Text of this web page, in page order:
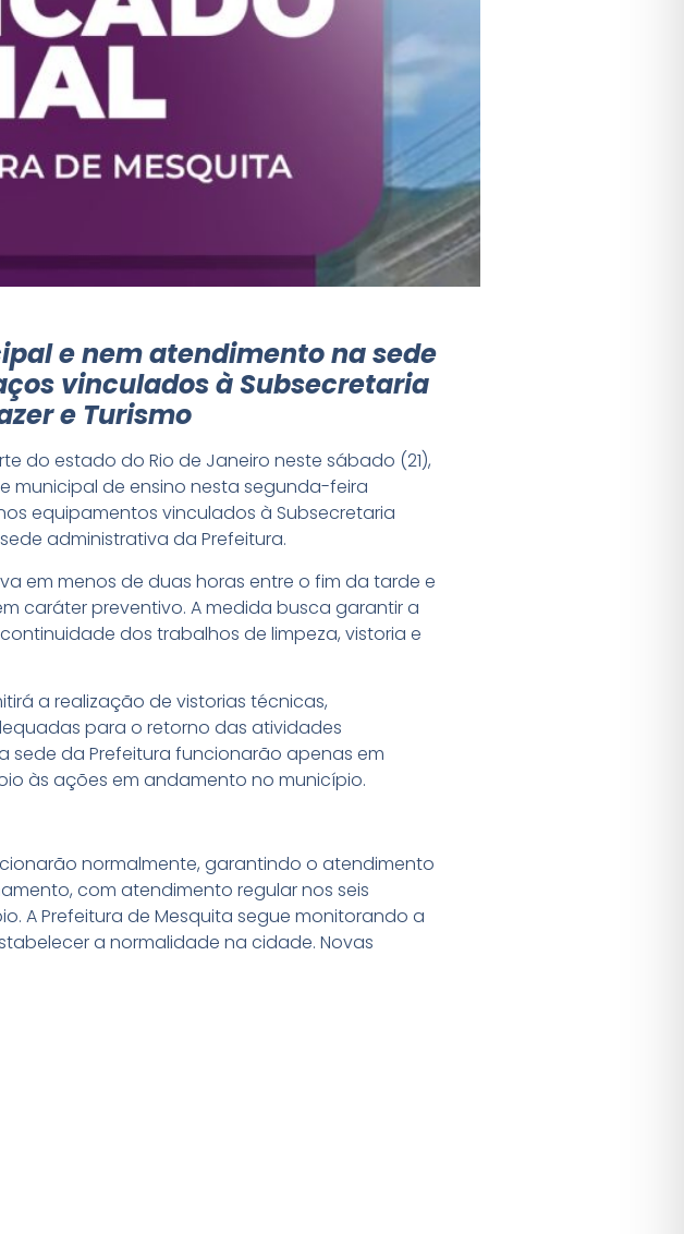
e nem atendimento na sede
vinculados à Subsecretaria
e Turismo
do estado do Rio de Janeiro neste sábado (21),
municipal de ensino nesta segunda-feira
equipamentos vinculados à Subsecretaria
administrativa da Prefeitura.
em menos de duas horas entre o fim da tarde e
caráter preventivo. A medida busca garantir a
dos trabalhos de limpeza, vistoria e
a realização de vistorias técnicas,
para o retorno das atividades
sede da Prefeitura funcionarão apenas em
às ações em andamento no município.
normalmente, garantindo o atendimento
com atendimento regular nos seis
A Prefeitura de Mesquita segue monitorando a
a normalidade na cidade. Novas